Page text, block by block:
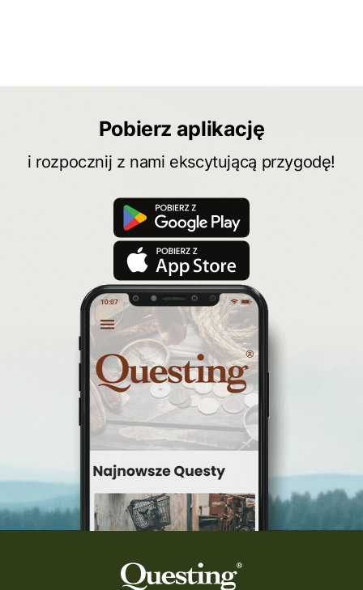
Pobierz aplikację
i rozpocznij z nami ekscytującą przygodę!